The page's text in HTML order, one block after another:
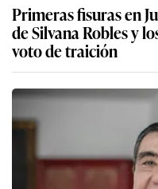
Primeras fisuras en
de Silvana Robles y
voto de traición